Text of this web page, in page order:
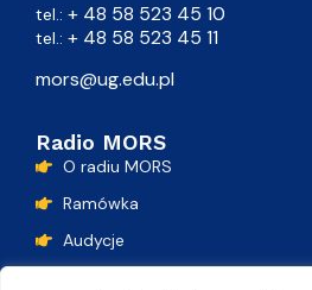
tel.: + 48 58 523 45 10
tel.: + 48 58 523 45 11
mors@ug.edu.pl
Radio MORS
O radiu MORS
Ramówka
Audycje